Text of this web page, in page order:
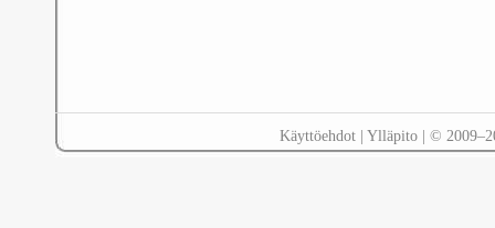
Käyttöehdot| Ylläpito| ©